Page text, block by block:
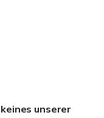
unserer